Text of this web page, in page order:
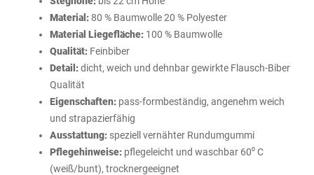
Material:80 % Baumwolle 20 % Polyester
Material Liegefläche: 100 % Baumwolle
Qualität: Feinbiber
Detail:dicht, weich und dehnbar gewirkte Flausch-Biber
Qualität
Eigenschaften: pass-formbeständig, angenehm weich
und strapazierfähig
Ausstattung: speziell vernähter Rundumgummi
Pflegehinweise: pflegeleicht und waschbar 60⁰ C
(weiß/bunt), trocknergeeignet